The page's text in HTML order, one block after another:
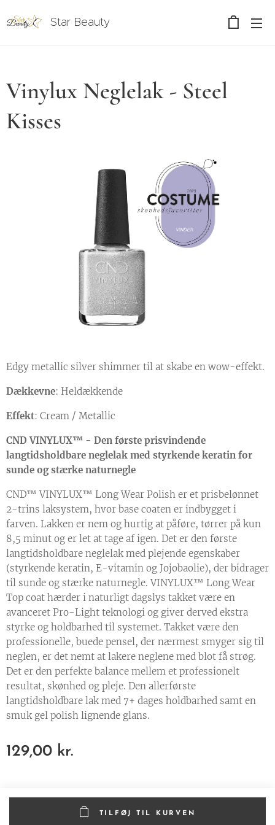
Star Beauty
Vinylux Neglelak - Steel
Kisses
Edgy metallic silver shimmer til at skabe en wow-effekt.
Dækkevne: Heldækkende
Effekt: Cream / Metallic
CND VINYLUX™ - Den første prisvindende
langtidsholdbare neglelak med styrkende keratin for
sunde og stærke naturnegle
CND™ VINYLUX™ Long Wear Polish er et prisbelønnet
2-trins laksystem, hvor base coaten er indbygget i
farven. Lakken er nem og hurtig at påføre, tørrer på kun
8,5 minut og er let at tage af igen. Det er den første
langtidsholdbare neglelak med plejende egenskaber
(styrkende keratin, E-vitamin og Jojobaolie), der bidrager
til sunde og stærke naturnegle. VINYLUX™ Long Wear
Top coat hærder i naturligt dagslys takket være en
avanceret Pro-Light teknologi og giver derved ekstra
styrke og holdbarhed til systemet. Takket være den
professionelle, buede pensel, der nærmest smyger sig til
neglen, er det nemt at lakere neglene med blot få strøg.
Det er den perfekte balance mellem et professionelt
resultat, skønhed og pleje. Den allerførste
langtidsholdbare lak med 7+ dages holdbarhed samt en
smuk gel polish lignende glans.
129,00 kr.
TILFØJ TIL KURVEN